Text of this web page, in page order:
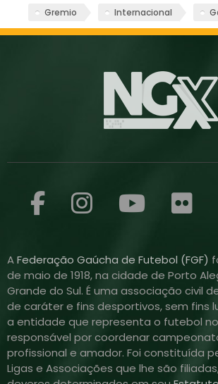
Gremio Internacional
AFederação Gaúcha de Futebol (FGF)
de maio de 1918, na cidade de Porto
Grande do Sul. É uma associação civil
de caráter e fins desportivos, sem fins
a entidade que representa o futebol no
responsável por coordenar
profissional e amador. Foi constituída
Ligas e Associações que lhe são